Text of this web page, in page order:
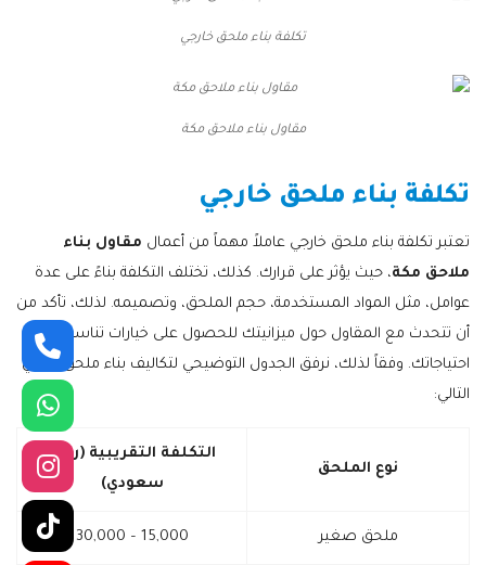
تكلفة بناء ملحق خارجي
مقاول بناء ملاحق مكة
تكلفة بناء ملحق خارجي
تعتبر تكلفة بناء ملحق خارجي عاملاً مهماً من أعمال مقاول بناء
ملاحق مكة، حيث يؤثر على قرارك. كذلك، تختلف التكلفة بناءً على عدة
عوامل، مثل المواد المستخدمة، حجم الملحق، وتصميمه. لذلك، تأكد من
أن تتحدث مع المقاول حول ميزانيتك للحصول على خيارات تناسب
احتياجاتك. وفقاً لذلك، نرفق الجدول التوضيحي لتكاليف بناء ملحق خارجي
التالي:
نوع الملحق
التكلفة التقريبية (ريال
سعودي)
ملحق صغير 15,000 – 30,000